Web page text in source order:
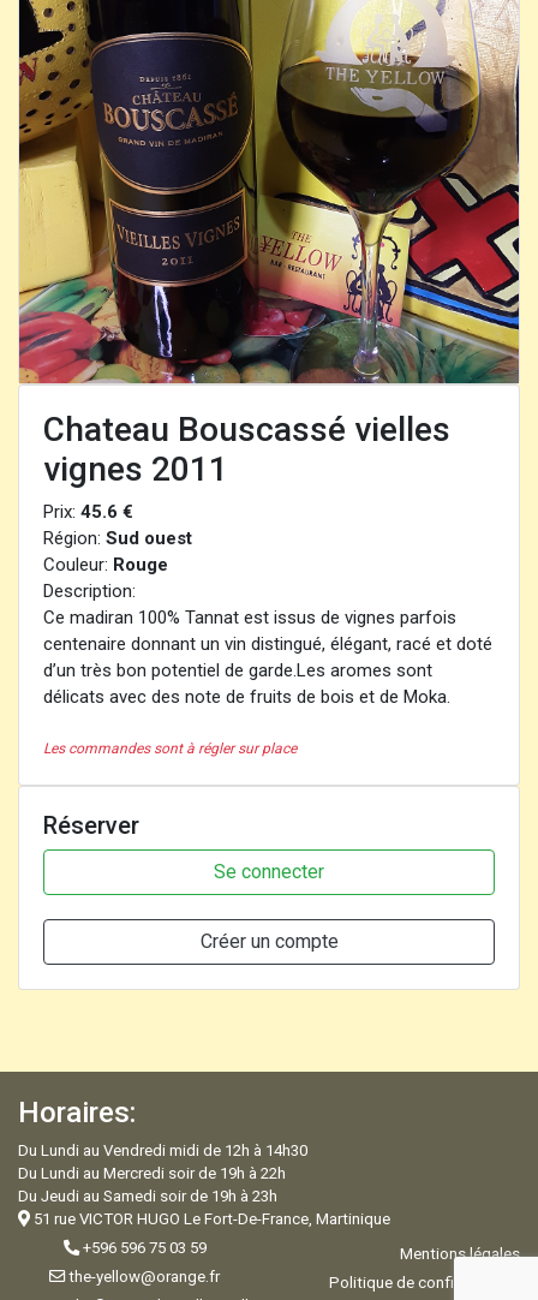
Chateau Bouscassé vielles
vignes 2011
Prix: 45.6 €
Région: Sud ouest
Couleur: Rouge
Description:
Ce madiran 100% Tannat est issus de vignes parfois
centenaire donnant un vin distingué, élégant, racé et doté
d’un très bon potentiel de garde.Les aromes sont
délicats avec des note de fruits de bois et de Moka.
Les commandes sont à régler sur place
Réserver
Se connecter
Créer un compte
Horaires:
Du Lundi au Vendredi midi de 12h à 14h30
Du Lundi au Mercredi soir de 19h à 22h
Du Jeudi au Samedi soir de 19h à 23h
51 rue VICTOR HUGO Le Fort-De-France, Martinique
+596 596 75 03 59
the-yellow@orange.fr
Mentions légales
Politique de confidentialité